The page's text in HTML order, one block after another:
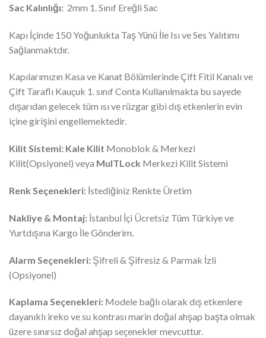
Sac Kalınlığı: 2mm 1. Sınıf Ereğli Sac
Kapı İçinde 150 Yoğunlukta Taş Yünü İle Isı ve Ses Yalıtımı
Sağlanmaktdır.
Kapılarımızın Kasa ve Kanat Bölümlerinde Çift Fitil Kanalı ve
Çift Taraflı Kauçuk 1. sınıf Conta Kullanılmakta bu sayede
dışarıdan gelecek tüm ısı ve rüzgar gibi dış etkenlerin evin
içine girişini engellemektedir.
Kilit Sistemi: Kale Kilit Monoblok & Merkezi
Kilit(Opsiyonel) veya MulTLock Merkezi Kilit Sistemi
Renk Seçenekleri: İstediğiniz Renkte Üretim
Nakliye & Montaj: İstanbul İçi Ücretsiz Tüm Türkiye ve
Yurtdışına Kargo İle Gönderim.
Alarm Seçenekleri: Şifreli & Şifresiz & Parmak İzli
(Opsiyonel)
Kaplama Seçenekleri: Modele bağlı olarak dış etkenlere
dayanıklı ireko ve su kontrası marin doğal ahşap başta olmak
üzere sınırsız doğal ahşap seçenekler mevcuttur.